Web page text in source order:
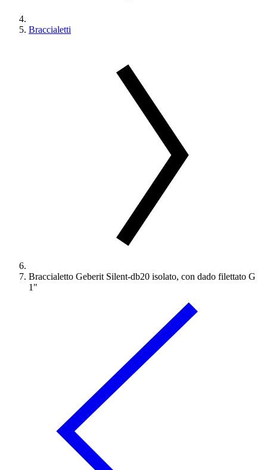
Braccialetti
Braccialetto Geberit Silent-db20 isolato, con dado filettato G
1"